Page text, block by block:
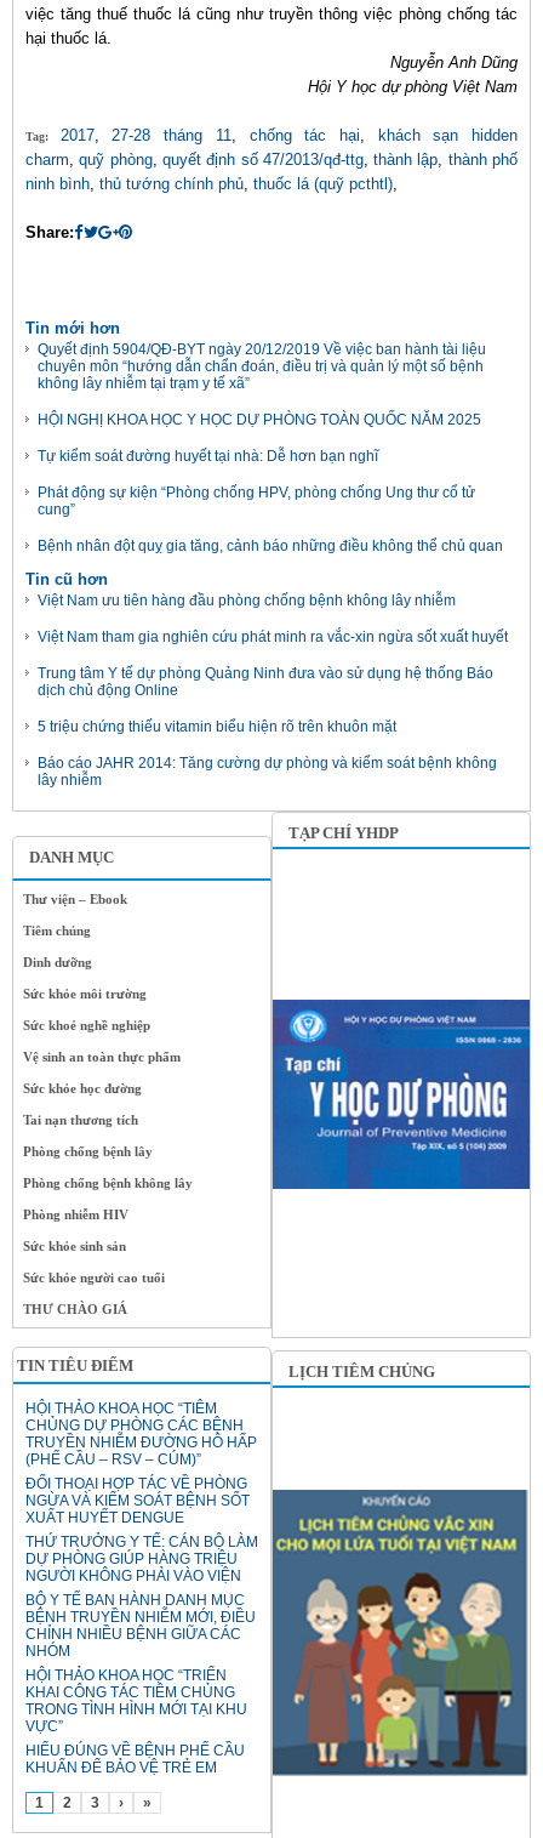
DANH MỤC
Thư viện – Ebook
Tiêm chủng
Dinh dưỡng
Sức khỏe môi trường
Sức khoẻ nghề nghiệp
Vệ sinh an toàn thực phẩm
Sức khỏe học đường
Tai nạn thương tích
Phòng chống bệnh lây
Phòng chống bệnh không lây
Phòng nhiễm HIV
Sức khỏe sinh sản
Sức khỏe người cao tuổi
THƯ CHÀO GIÁ
TIN TIÊU ĐIỂM
HỘI THẢO KHOA HỌC “TIÊM
CHỦNG DỰ PHÒNG CÁC BỆNH
TRUYỀN NHIỄM ĐƯỜNG HÔ HẤP
(PHẾ CẦU – RSV – CÚM)”
ĐỐI THOẠI HỢP TÁC VỀ PHÒNG
NGỪA VÀ KIỂM SOÁT BỆNH SỐT
XUẤT HUYẾT DENGUE
THỨ TRƯỞNG Y TẾ: CÁN BỘ LÀM
DỰ PHÒNG GIÚP HÀNG TRIỆU
NGƯỜI KHÔNG PHẢI VÀO VIỆN
BỘ Y TẾ BAN HÀNH DANH MỤC
BỆNH TRUYỀN NHIỄM MỚI, ĐIỀU
CHỈNH NHIỀU BỆNH GIỮA CÁC
NHÓM
HỘI THẢO KHOA HỌC “TRIỂN
KHAI CÔNG TÁC TIÊM CHỦNG
TRONG TÌNH HÌNH MỚI TẠI KHU
VỰC”
HIỂU ĐÚNG VỀ BỆNH PHẾ CẦU
KHUẨN ĐỂ BẢO VỆ TRẺ EM
1 2 3 › »
việc tăng thuế thuốc lá cũng như truyền thông việc phòng chống tác
hại thuốc lá.
Nguyễn Anh Dũng
Hội Y học dự phòng Việt Nam
Tag: 2017, 27-28 tháng 11 chống tác hại
khách sạn hidden
charm ,quỹ phòng, quyết định số 47/2013/qđ-ttg,thành lập thành phố
ninh bình thủ tướng chính phủ thuốc lá (quỹ pcthtl)
Share:
Tin mới hơn
Quyết định 5904/QĐ-BYT ngày 20/12/2019 Về việc ban hành tài liệu
chuyên môn “hướng dẫn chẩn đoán, điều trị và quản lý một số bệnh
không lây nhiễm tại trạm y tế xã”
HỘI NGHỊ KHOA HỌC Y HỌC DỰ PHÒNG TOÀN QUỐC NĂM 2025
Tự kiểm soát đường huyết tại nhà: Dễ hơn bạn nghĩ
Phát động sự kiện “Phòng chống HPV, phòng chống Ung thư cổ tử
cung”
Bệnh nhân đột quỵ gia tăng, cảnh báo những điều không thể chủ quan
Tin cũ hơn
Việt Nam ưu tiên hàng đầu phòng chống bệnh không lây nhiễm
Việt Nam tham gia nghiên cứu phát minh ra vắc-xin ngừa sốt xuất huyết
Trung tâm Y tế dự phòng Quảng Ninh đưa vào sử dụng hệ thống Báo
dịch chủ động Online
5 triệu chứng thiếu vitamin biểu hiện rõ trên khuôn mặt
Báo cáo JAHR 2014: Tăng cường dự phòng và kiểm soát bệnh không
lây nhiễm
TẠP CHÍ YHDP
LỊCH TIÊM CHỦNG